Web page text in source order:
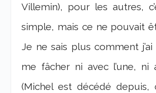
Villemin), pour les autres,
simple, mais ce ne pouvait
Je ne sais plus comment
me fâcher ni avec l’une, ni
(Michel est décédé depuis,